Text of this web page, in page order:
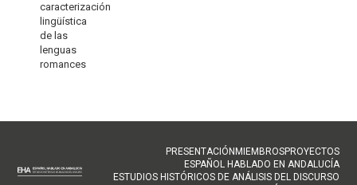
caracterización
lingüística
de las
lenguas
romances
NAVEGACIÓN
PRINCIPAL
PRESENTACIÓN MIEMBROSPROYECTOS
ESPAÑOL HABLADO EN ANDALUCÍA
ESTUDIOS HISTÓRICOS DE ANÁLISIS DEL DISCURSO